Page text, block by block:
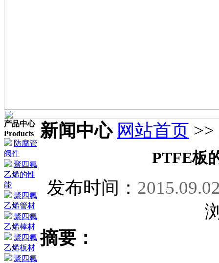
产品中心
Products
防腐管
阀件
聚四氟
乙烯的性
能
聚四氟
乙烯管材
聚四氟
乙烯棒材
聚四氟
乙烯板材
聚四氟
新闻中心 网站首页 >>
PTFE板
发布时间：
摘要：